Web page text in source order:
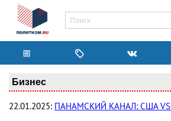
Бизнес
22.01.2025: ПАНАМСКИЙ КАНАЛ: США